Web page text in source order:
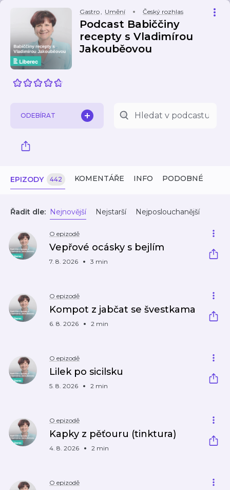
Gastro, Umění Český rozhlas
Podcast Babiččiny
recepty s Vladimírou
Jakouběovou
ODEBÍRAT
EPIZODY 442 KOMENTÁŘE INFO PODOBNÉ
Řadit dle: Nejnovější Nejstarší Nejposlouchanější
O epizodě
Vepřové ocásky s bejlím
7. 8. 2026 3 min
O epizodě
Kompot z jabčat se švestkama
6. 8. 2026 2 min
O epizodě
Lilek po sicilsku
5. 8. 2026 2 min
O epizodě
Kapky z pěťouru (tinktura)
4. 8. 2026 2 min
O epizodě